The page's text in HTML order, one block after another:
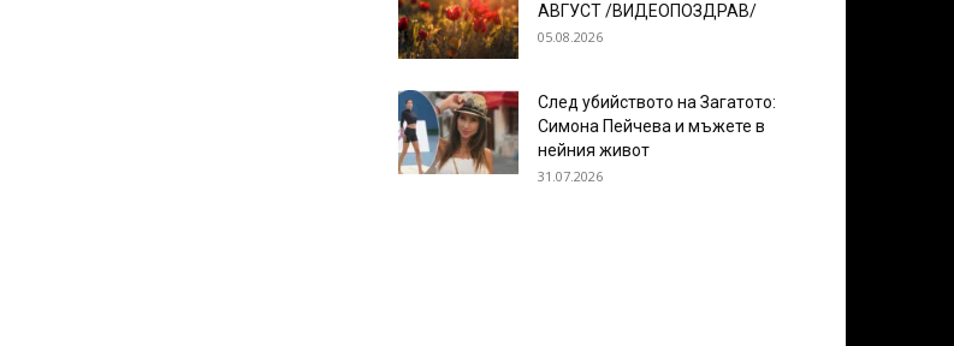
АВГУСТ /ВИДЕОПОЗДРАВ/
05.08.2026
След убийството на Загатото:
Симона Пейчева и мъжете в
нейния живот
31.07.2026